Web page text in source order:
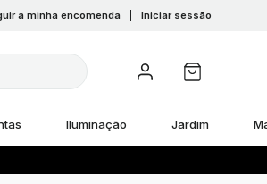
a minha encomenda Iniciar sessão
Iluminação Jardim